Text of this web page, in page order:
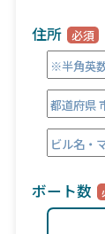
住所
ボート数